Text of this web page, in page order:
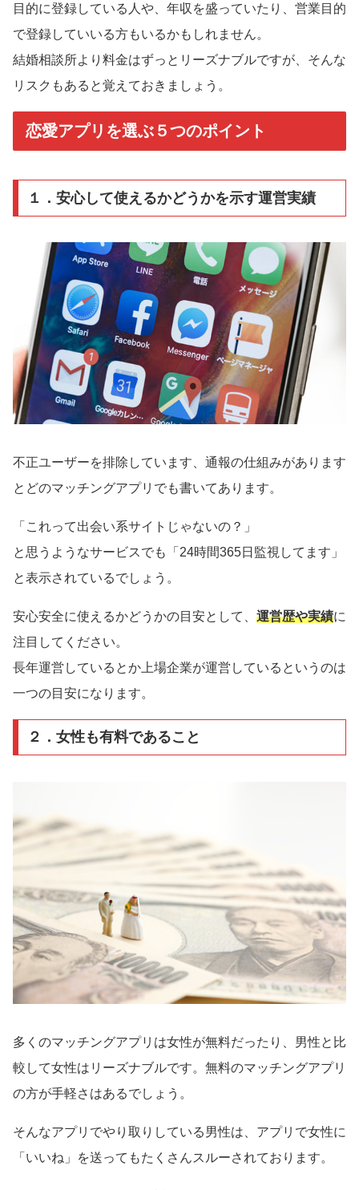
目的に登録している人や、年収を盛っていたり、営業目的
で登録していいる方もいるかもしれません。
結婚相談所より料金はずっとリーズナブルですが、そんな
リスクもあると覚えておきましょう。
恋愛アプリを選ぶ５つのポイント
１．安心して使えるかどうかを示す運営実績
不正ユーザーを排除しています、通報の仕組みがあります
とどのマッチングアプリでも書いてあります。
「これって出会い系サイトじゃないの？」
と思うようなサービスでも「24時間365日監視してます」
と表示されているでしょう。
安心安全に使えるかどうかの目安として、 運営歴や実績に
注目してください。
長年運営しているとか上場企業が運営しているというのは
一つの目安になります。
２．女性も有料であること
多くのマッチングアプリは女性が無料だったり、男性と比
較して女性はリーズナブルです。無料のマッチングアプリ
の方が手軽さはあるでしょう。
そんなアプリでやり取りしている男性は、アプリで女性に
「いいね」を送ってもたくさんスルーされております。